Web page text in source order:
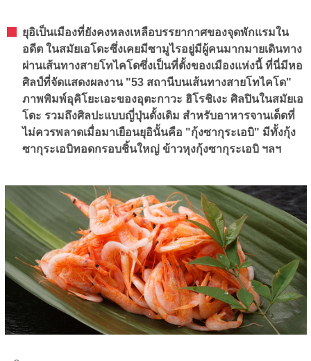
ยุอิเป็นเมืองที่ยังคงหลงเหลือบรรยากาศของจุดพักแรมใน
อดีต ในสมัยเอโดะซึ่งเคยมีซามูไรอยู่มีผู้คนมากมายเดินทาง
ผ่านเส้นทางสายโทไคโดซึ่งเป็นที่ตั้งของเมืองแห่งนี้ ที่นี่มีหอ
ศิลป์ที่จัดแสดงผลงาน "53 สถานีบนเส้นทางสายโทไคโด"
ภาพพิมพ์อุคิโยะเอะของอุตะกาวะ ฮิโรชิเงะ ศิลปินในสมัยเอ
โดะ รวมถึงศิลปะแบบญี่ปุ่นดั้งเดิม สำหรับอาหารจานเด็ดที่
ไม่ควรพลาดเมื่อมาเยือนยุอินั้นคือ "กุ้งซากุระเอบิ" มีทั้งกุ้ง
ซากุระเอบิทอดกรอบชิ้นใหญ่ ข้าวหุงกุ้งซากุระเอบิ ฯลฯ